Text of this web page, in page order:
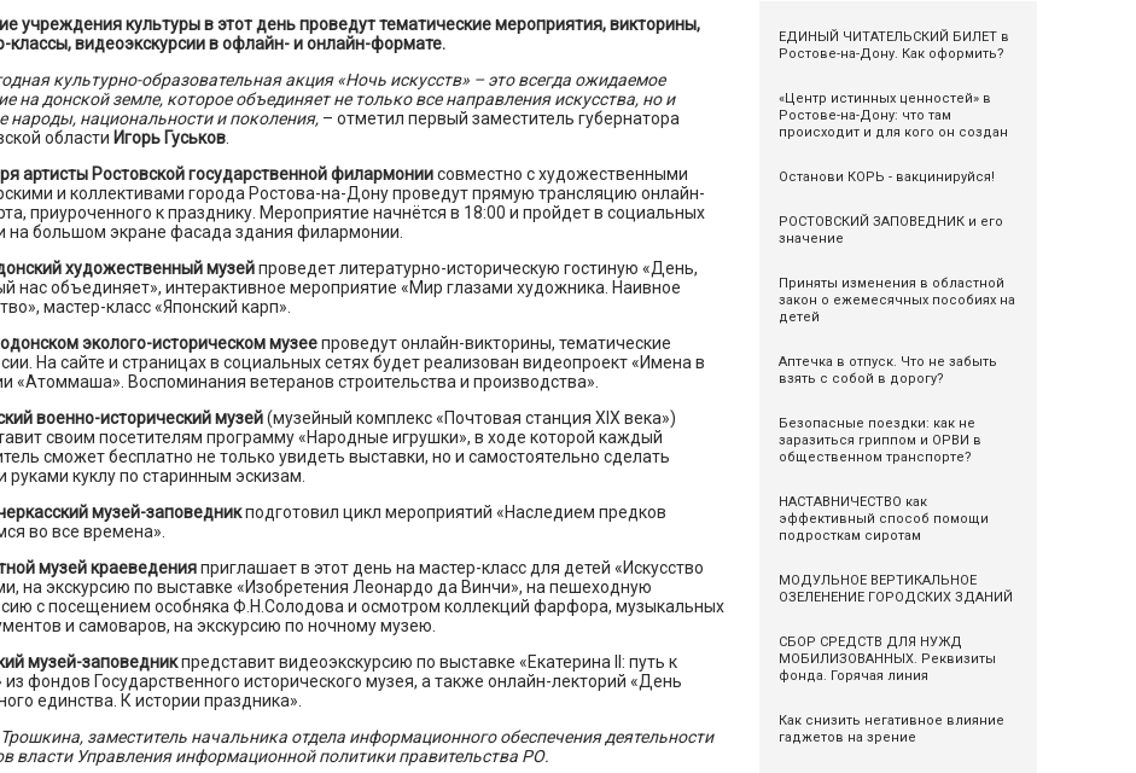
учреждения культуры в этот день проведут тематические мероприятия, викторины,
классы, видеоэкскурсии в офлайн- и онлайн-формате.
культурно-образовательная акция «Ночь искусств» – это всегда ожидаемое
на донской земле, которое объединяет не только все направления искусства, но и
народы, национальности и поколения,– отметил первый заместитель губернатора
области Игорь Гуськов.
артисты Ростовской государственной филармониисовместно с художественными
и коллективами города Ростова-на-Дону проведут прямую трансляцию онлайн-
приуроченного к празднику. Мероприятие начнётся в 18:00 и пройдет в социальных
на большом экране фасада здания филармонии.
художественный музейпроведет литературно-историческую гостиную «День,
нас объединяет», интерактивное мероприятие «Мир глазами художника. Наивное
мастер-класс «Японский карп».
эколого-историческом музеепроведут онлайн-викторины, тематические
На сайте и страницах в социальных сетях будет реализован видеопроект «Имена в
«Атоммаша». Воспоминания ветеранов строительства и производства».
военно-исторический музей(музейный комплекс «Почтовая станция XIX века»)
своим посетителям программу «Народные игрушки», в ходе которой каждый
сможет бесплатно не только увидеть выставки, но и самостоятельно сделать
руками куклу по старинным эскизам.
музей-заповедникподготовил цикл мероприятий «Наследием предков
во все времена».
музей краеведенияприглашает в этот день на мастер-класс для детей «Искусство
на экскурсию по выставке «Изобретения Леонардо да Винчи», на пешеходную
с посещением особняка Ф.Н.Солодова и осмотром коллекций фарфора, музыкальных
и самоваров, на экскурсию по ночному музею.
музей-заповедникпредставит видеоэкскурсию по выставке «Екатерина II: путь к
из фондов Государственного исторического музея, а также онлайн-лекторий «День
единства. К истории праздника».
заместитель начальника отдела информационного обеспечения деятельности
власти Управления информационной политики правительства РО.
ЕДИНЫЙ ЧИТАТЕЛЬСКИЙ БИЛЕТ в
Ростове-на-Дону. Как оформить?
«Центр истинных ценностей» в
Ростове-на-Дону: что там
происходит и для кого он создан
Останови КОРЬ - вакцинируйся!
РОСТОВСКИЙ ЗАПОВЕДНИК и его
значение
Приняты изменения в областной
закон о ежемесячных пособиях на
детей
Аптечка в отпуск. Что не забыть
взять с собой в дорогу?
Безопасные поездки: как не
заразиться гриппом и ОРВИ в
общественном транспорте?
НАСТАВНИЧЕСТВО как
эффективный способ помощи
подросткам сиротам
МОДУЛЬНОЕ ВЕРТИКАЛЬНОЕ
ОЗЕЛЕНЕНИЕ ГОРОДСКИХ ЗДАНИЙ
СБОР СРЕДСТВ ДЛЯ НУЖД
МОБИЛИЗОВАННЫХ. Реквизиты
фонда. Горячая линия
Как снизить негативное влияние
гаджетов на зрение